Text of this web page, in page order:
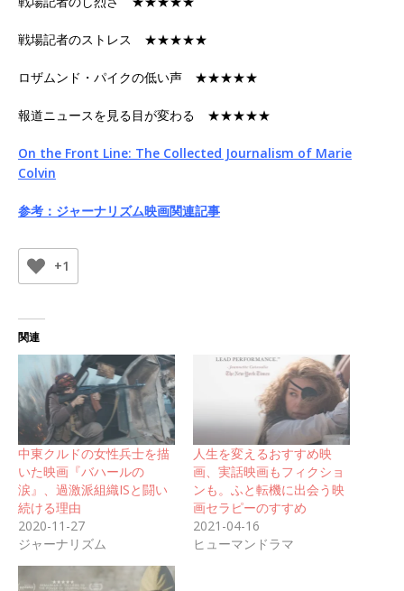
戦場記者のストレス ★★★★★
ロザムンド・パイクの低い声 ★★★★★
報道ニュースを見る目が変わる ★★★★★
On the Front Line: The Collected Journalism of Marie
Colvin
参考：ジャーナリズム映画関連記事
+1
関連
中東クルドの女性兵士を描
いた映画『バハールの
涙』、過激派組織ISと闘い
続ける理由
2020-11-27
ジャーナリズム
人生を変えるおすすめ映
画、実話映画もフィクショ
ンも。ふと転機に出会う映
画セラピーのすすめ
2021-04-16
ヒューマンドラマ